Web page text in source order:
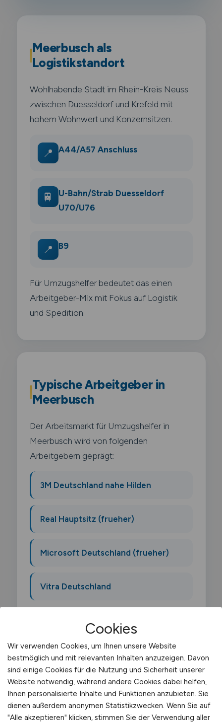
Meerbusch als
Logistikstandort
Wohlhabende Stadt im Rhein-Kreis Neuss
zwischen Duesseldorf und Krefeld mit
hohem Wohnwert und Konzernsitzen.
📍 A44/A57 Anschluss
🚆
U-Bahn/Strab Duesseldorf
U70/U76
📍 B9
Für Umzugshelfer bedeutet das einen
Arbeitgeber-Mix mit Fokus auf Logistik
und Spedition.
Typische Arbeitgeber in
Meerbusch
Der Arbeitsmarkt für Umzugshelfer in
Meerbusch wird von folgenden
Arbeitgebern geprägt:
3M Deutschland nahe Hilden
Real Hauptsitz (frueher)
Microsoft Deutschland (frueher)
Vitra Deutschland
Was macht ein
Umzugshelfer?
Als Umzugshelfer unterstützt du
Umzugsfirmen und Privatkunden beim
Cookies
Wir verwenden Cookies, um Ihnen unsere Website
bestmöglich und mit relevanten Inhalten anzuzeigen. Davon
sind einige Cookies für die Nutzung und Sicherheit unserer
Website notwendig, während andere Cookies dabei helfen,
Ihnen personalisierte Inhalte und Funktionen anzubieten. Sie
dienen außerdem anonymen Statistikzwecken. Wenn Sie auf
"Alle akzeptieren" klicken, stimmen Sie der Verwendung aller